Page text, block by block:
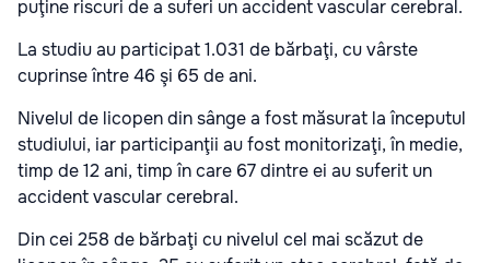
puţine riscuri de a suferi un accident vascular cerebral.
La studiu au participat 1.031 de bărbaţi, cu vârste
cuprinse între 46 şi 65 de ani.
Nivelul de licopen din sânge a fost măsurat la începutul
studiului, iar participanţii au fost monitorizaţi, în medie,
timp de 12 ani, timp în care 67 dintre ei au suferit un
accident vascular cerebral.
Din cei 258 de bărbaţi cu nivelul cel mai scăzut de